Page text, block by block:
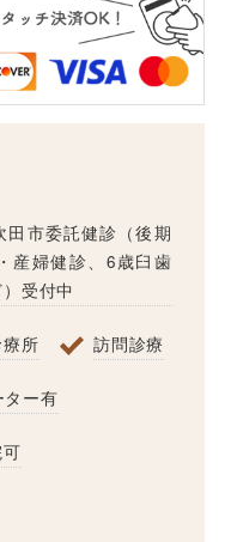
田市委託健診（後期
産婦健診、6歳臼歯
受付中
所 訪問診療
ター有